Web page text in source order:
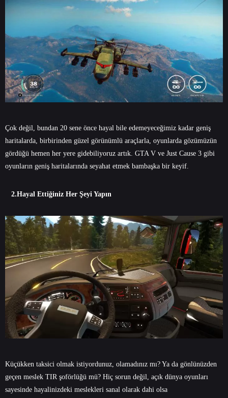
Çok değil, bundan 20 sene önce hayal bile edemeyeceğimiz kadar geniş
haritalarda, birbirinden güzel görünümlü araçlarla, oyunlarda gözümüzün
gördüğü hemen her yere gidebiliyoruz artık. GTA V ve Just Cause 3 gibi
oyunların geniş haritalarında seyahat etmek bambaşka bir keyif.
2.Hayal Ettiğiniz Her Şeyi Yapın
Küçükken taksici olmak istiyordunuz, olamadınız mı? Ya da gönlünüzden
geçen meslek TIR şoförlüğü mü? Hiç sorun değil, açık dünya oyunları
sayesinde hayalinizdeki meslekleri sanal olarak dahi olsa